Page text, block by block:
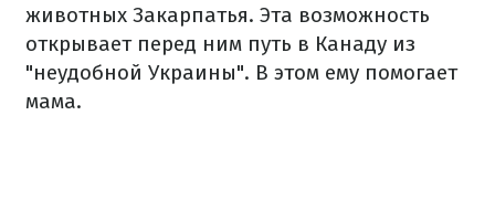
животных Закарпатья. Эта возможность
открывает перед ним путь в Канаду из
"неудобной Украины". В этом ему помогает
мама.